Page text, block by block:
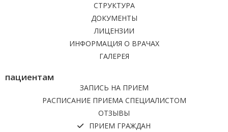
СТРУКТУРА
ДОКУМЕНТЫ
ЛИЦЕНЗИИ
ИНФОРМАЦИЯ О ВРАЧАХ
ГАЛЕРЕЯ
пациентам
ЗАПИСЬ НА ПРИЕМ
РАСПИСАНИЕ ПРИЕМА СПЕЦИАЛИСТОМ
ОТЗЫВЫ
ПРИЕМ ГРАЖДАН